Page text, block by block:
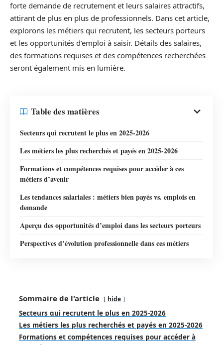
forte demande de recrutement et leurs salaires attractifs,
attirant de plus en plus de professionnels. Dans cet article,
explorons les métiers qui recrutent, les secteurs porteurs
et les opportunités d’emploi à saisir. Détails des salaires,
des formations requises et des compétences recherchées
seront également mis en lumière.
Table des matières
Secteurs qui recrutent le plus en 2025-2026
Les métiers les plus recherchés et payés en 2025-2026
Formations et compétences requises pour accéder à ces
métiers d’avenir
Les tendances salariales : métiers bien payés vs. emplois en
demande
Aperçu des opportunités d’emploi dans les secteurs porteurs
Perspectives d’évolution professionnelle dans ces métiers
Sommaire de l'article hide
Secteurs qui recrutent le plus en 2025-2026
Les métiers les plus recherchés et payés en 2025-2026
Formations et compétences requises pour accéder à